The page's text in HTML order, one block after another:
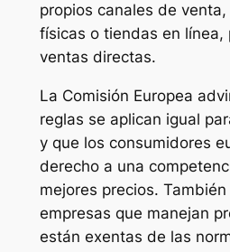
propios canales de
físicas o tiendas en línea,
ventas directas.
La Comisión Europea
reglas se aplican igual
y que los consumidores
derecho a una
mejores precios.
empresas que manejan
están exentas de las